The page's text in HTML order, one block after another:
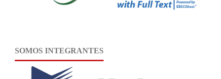
SOMOS INTEGRANTES